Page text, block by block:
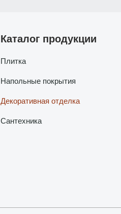
Каталог продукции
Плитка
Напольные покрытия
Декоративная отделка
Сантехника